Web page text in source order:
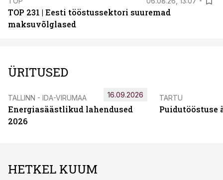
TOP 231 | Eesti tööstussektori suuremad
maksuvõlglased
ÜRITUSED
TALLINN - IDA-VIRUMAA
Energiasäästlikud lahendused
2026
16.09.2026 TARTU
Puidutööstuse
HETKEL KUUM